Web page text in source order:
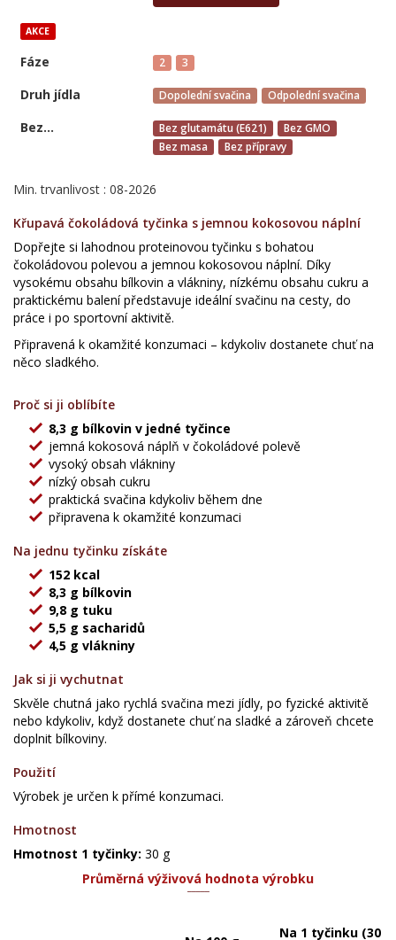
AKCE
Fáze 2 3
Druh jídla Dopolední svačina Odpolední svačina
Bez... Bez glutamátu (E621)
Bez GMO
Bez masa
Bez přípravy
Min. trvanlivost : 08-2026
Křupavá čokoládová tyčinka s jemnou kokosovou náplní
Dopřejte si lahodnou proteinovou tyčinku s bohatou
čokoládovou polevou a jemnou kokosovou náplní. Díky
vysokému obsahu bílkovin a vlákniny, nízkému obsahu cukru a
praktickému balení představuje ideální svačinu na cesty, do
práce i po sportovní aktivitě.
Připravená k okamžité konzumaci – kdykoliv dostanete chuť na
něco sladkého.
Proč si ji oblíbíte
8,3 g bílkovin v jedné tyčince
jemná kokosová náplň v čokoládové polevě
vysoký obsah vlákniny
nízký obsah cukru
praktická svačina kdykoliv během dne
připravena k okamžité konzumaci
Na jednu tyčinku získáte
152 kcal
8,3 g bílkovin
9,8 g tuku
5,5 g sacharidů
4,5 g vlákniny
Jak si ji vychutnat
Skvěle chutná jako rychlá svačina mezi jídly, po fyzické aktivitě
nebo kdykoliv, když dostanete chuť na sladké a zároveň chcete
doplnit bílkoviny.
Použití
Výrobek je určen k přímé konzumaci.
Hmotnost
Hmotnost 1 tyčinky: 30 g
Průměrná výživová hodnota výrobku
Na 1 tyčinku (30